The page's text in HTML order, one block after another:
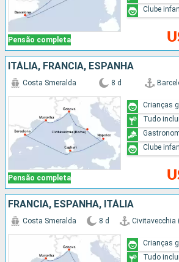
Pensão completa
Clube
ITÁLIA, FRANCIA, ESPANHA
Pensão completa
Costa Smeralda 8 d
Crianças
Tudo
Clube
FRANCIA, ESPANHA, ITÁLIA
Costa Smeralda 8 d Civitavecchia
Crianças
Tudo